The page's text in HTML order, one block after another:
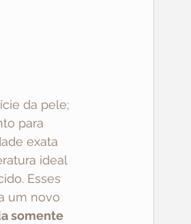
da pele;
para
exata
ideal
Esses
um novo
somente